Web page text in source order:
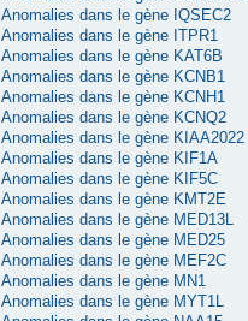
Anomalies dans le gène IQSEC2
Anomalies dans le gène ITPR1
Anomalies dans le gène KAT6B
Anomalies dans le gène KCNB1
Anomalies dans le gène KCNH1
Anomalies dans le gène KCNQ2
Anomalies dans le gène KIAA2022
Anomalies dans le gène KIF1A
Anomalies dans le gène KIF5C
Anomalies dans le gène KMT2E
Anomalies dans le gène MED13L
Anomalies dans le gène MED25
Anomalies dans le gène MEF2C
Anomalies dans le gène MN1
Anomalies dans le gène MYT1L